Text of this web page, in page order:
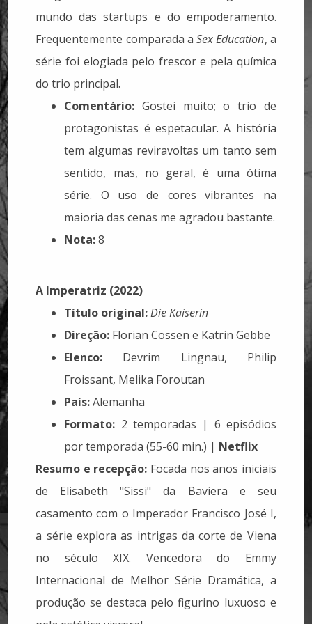
mundo das startups e do empoderamento.
Frequentemente comparada aSex Education, a
série foi elogiada pelo frescor e pela química
do trio principal.
Comentário: Gostei muito; o trio de
protagonistas é espetacular. A história
tem algumas reviravoltas um tanto sem
sentido, mas, no geral, é uma ótima
série. O uso de cores vibrantes na
maioria das cenas me agradou bastante.
Nota:8
A Imperatriz (2022)
Título original:Die Kaiserin
Direção: Florian Cossen e Katrin Gebbe
Elenco: Devrim Lingnau, Philip
Froissant, Melika Foroutan
País:Alemanha
Formato: 2 temporadas | 6 episódios
por temporada (55-60 min.) | Netflix
Resumo e recepção: Focada nos anos iniciais
de Elisabeth "Sissi" da Baviera e seu
casamento com o Imperador Francisco José I,
a série explora as intrigas da corte de Viena
no século XIX. Vencedora do Emmy
Internacional de Melhor Série Dramática, a
produção se destaca pelo figurino luxuoso e